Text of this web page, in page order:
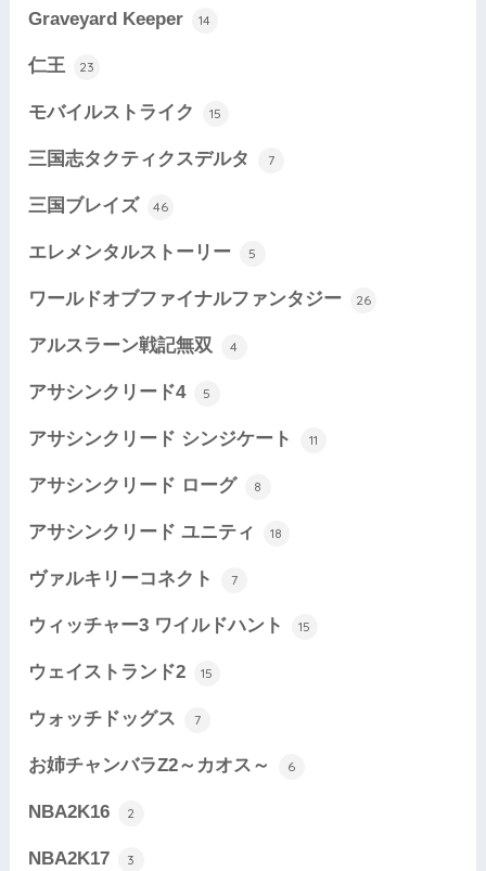
Graveyard Keeper 14
仁王 23
モバイルストライク 15
三国志タクティクスデルタ 7
三国ブレイズ 46
エレメンタルストーリー 5
ワールドオブファイナルファンタジー 26
アルスラーン戦記無双 4
アサシンクリード4 5
アサシンクリード シンジケート 11
アサシンクリード ローグ 8
アサシンクリード ユニティ 18
ヴァルキリーコネクト 7
ウィッチャー3 ワイルドハント 15
ウェイストランド2 15
ウォッチドッグス 7
お姉チャンバラZ2～カオス～ 6
NBA2K16 2
NBA2K17 3